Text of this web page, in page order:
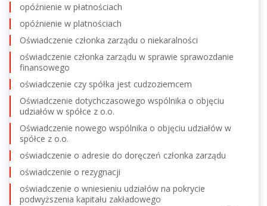
opóźnienie w płatnościach
opóźnienie w platnościach
Oświadczenie członka zarządu o niekaralności
oświadczenie członka zarządu w sprawie sprawozdanie
finansowego
oświadczenie czy spółka jest cudzoziemcem
Oświadczenie dotychczasowego wspólnika o objęciu
udziałów w spółce z o.o.
Oświadczenie nowego wspólnika o objęciu udziałów w
spółce z o.o.
oświadczenie o adresie do doręczeń członka zarządu
oświadczenie o rezygnacji
oświadczenie o wniesieniu udziałów na pokrycie
podwyższenia kapitału zakładowego